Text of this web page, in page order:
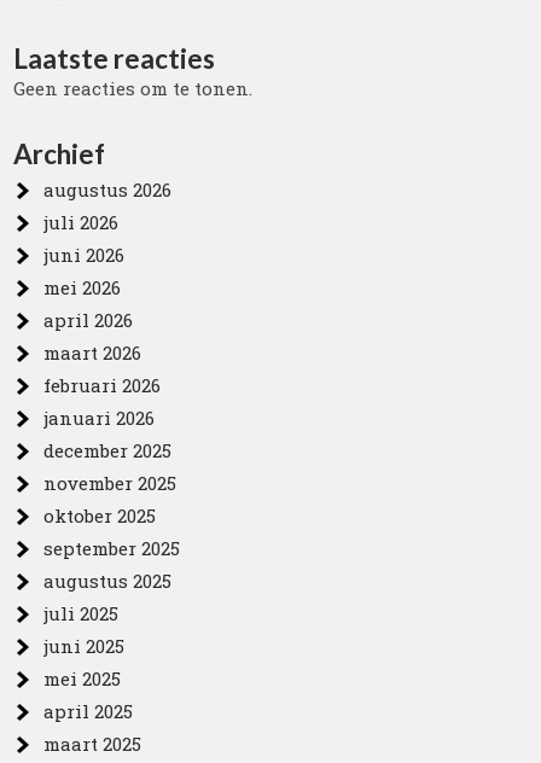
Laatste reacties
Geen reacties om te tonen.
Archief
augustus 2026
juli 2026
juni 2026
mei 2026
april 2026
maart 2026
februari 2026
januari 2026
december 2025
november 2025
oktober 2025
september 2025
augustus 2025
juli 2025
juni 2025
mei 2025
april 2025
maart 2025